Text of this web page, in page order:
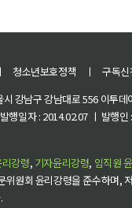
ㅣ 청소년보호정책 ㅣ 구독신
강남구 강남대로 556 이투
행일자 : 2014.02.07 ㅣ 발행
강령, 기자윤리강령, 임직원
원회 윤리강령을 준수하며,